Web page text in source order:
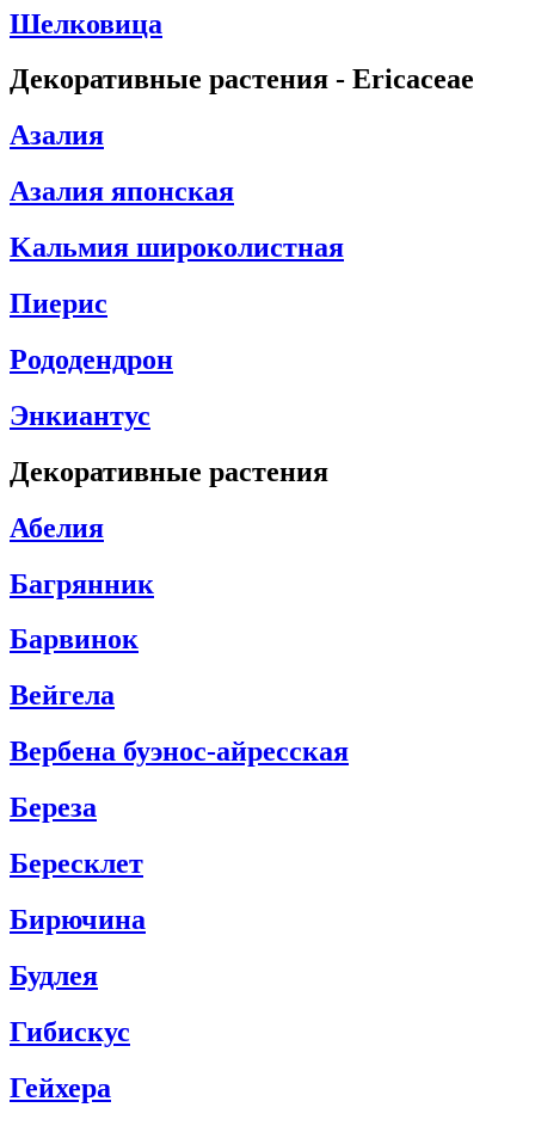
Шелковица
Декоративные растения - Ericaceae
Aзалия
Азалия японская
Kальмия широколистная
Пиерис
Pододендрон
Энкиантус
Декоративные растения
Абелия
Багрянник
Барвинок
Вейгела
Вербена буэнос-айресская
Береза
Бересклет
Бирючина
Будлея
Гибискус
Гейхера